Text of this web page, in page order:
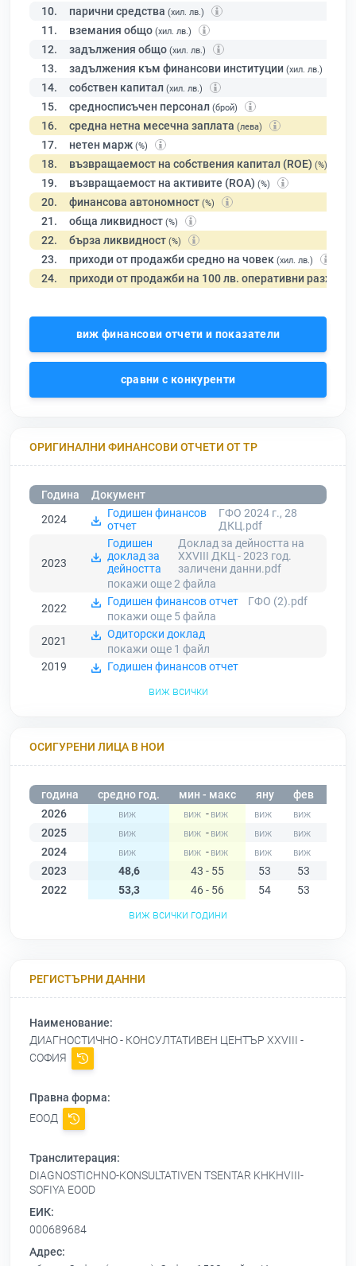
10. парични средства (хил. лв.)
11. вземания общо (хил. лв.)
12. задължения общо (хил. лв.)
13. задължения към финансови институции (хил. лв.)
14. собствен капитал (хил. лв.)
15. средносписъчен персонал (брой)
16. средна нетна месечна заплата (лева)
17. нетен марж (%)
18. възвращаемост на собствения капитал (ROE) (%)
19. възвращаемост на активите (ROA) (%)
20. финансова автономност (%)
21. обща ликвидност (%)
22. бърза ликвидност (%)
23. приходи от продажби средно на човек (хил. лв.)
24. приходи от продажби на 100 лв. оперативни разходи
виж финансови отчети и показатели
сравни с конкуренти
ОРИГИНАЛНИ ФИНАНСОВИ ОТЧЕТИ ОТ ТР
Година
Документ
2024
Годишен финансов
отчет
ГФО 2024 г., 28
ДКЦ.pdf
2023
Годишен
доклад за
дейността
Доклад за дейността на
XXVIII ДКЦ - 2023 год.
заличени данни.pdf
покажи още 2файла
2022
Годишен финансов отчет
ГФО (2).pdf
покажи още 5файла
2021
Одиторски доклад
покажи още 1 файл
2019
Годишен финансов отчет
виж всички
ОСИГУРЕНИ ЛИЦА В НОИ
година средно год. мин - макс яну фев
2026
-
2025
-
2024
-
2023
48,6 43 - 55 53 53
2022
53,3 46 - 56 54 53
виж всички години
РЕГИСТЪРНИ ДАННИ
Наименование:
ДИАГНОСТИЧНО - КОНСУЛТАТИВЕН ЦЕНТЪР ХХVIII -
СОФИЯ
Правна форма:
ЕООД
Транслитерация:
DIAGNOSTICHNO-KONSULTATIVEN TSENTAR KHKHVIII-
SOFIYA EOOD
ЕИК:
000689684
Адрес: